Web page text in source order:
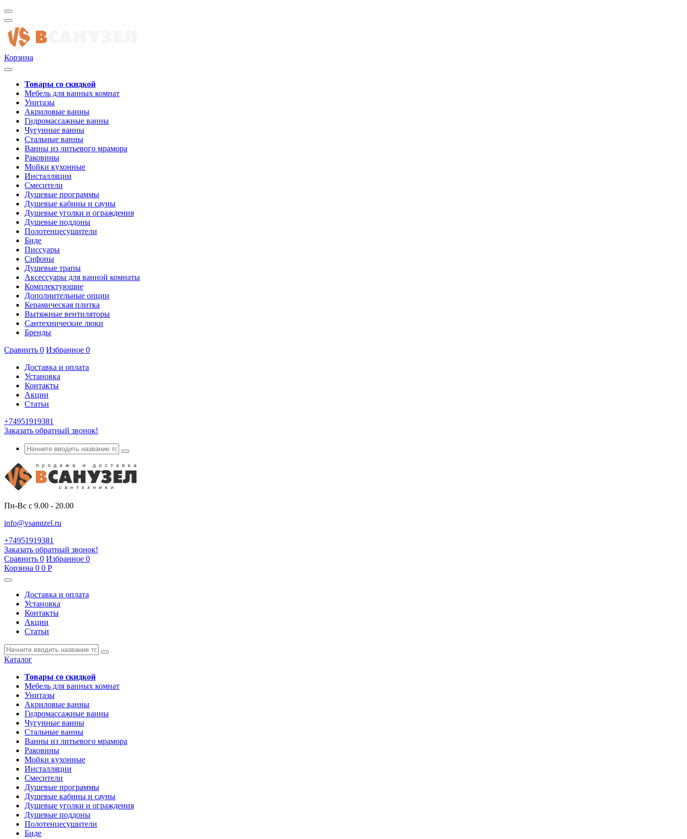
Корзина
Товары со скидкой
Мебель для ванных комнат
Унитазы
Акриловые ванны
Гидромассажные ванны
Чугунные ванны
Стальные ванны
Ванны из литьевого мрамора
Раковины
Мойки кухонные
Инсталляции
Смесители
Душевые программы
Душевые кабины и сауны
Душевые уголки и ограждения
Душевые поддоны
Полотенцесушители
Биде
Писсуары
Сифоны
Душевые трапы
Аксессуары для ванной комнаты
Комплектующие
Дополнительные опции
Керамическая плитка
Вытяжные вентиляторы
Сантехнические люки
Бренды
Сравнить 0 Избранное 0
Доставка и оплата
Установка
Контакты
Акции
Статьи
+74951919381
Заказать обратный звонок!
Пн-Вс с 9.00 - 20.00
info@vsanuzel.ru
+74951919381
Заказать обратный звонок!
Сравнить 0 Избранное 0
Корзина 0 0 Р
Доставка и оплата
Установка
Контакты
Акции
Статьи
Каталог
Товары со скидкой
Мебель для ванных комнат
Унитазы
Акриловые ванны
Гидромассажные ванны
Чугунные ванны
Стальные ванны
Ванны из литьевого мрамора
Раковины
Мойки кухонные
Инсталляции
Смесители
Душевые программы
Душевые кабины и сауны
Душевые уголки и ограждения
Душевые поддоны
Полотенцесушители
Биде